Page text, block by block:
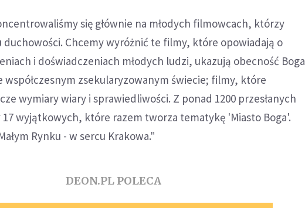
się głównie na młodych filmowcach, którzy
Chcemy wyróżnić te filmy, które opowiadają o
i doświadczeniach młodych ludzi, ukazują obecność Boga
współczesnym zsekularyzowanym świecie; filmy, które
wymiary wiary i sprawiedliwości. Z ponad 1200 przesłanych
wyjątkowych, które razem tworza tematykę 'Miasto Boga'.
Rynku - w sercu Krakowa."
DEON.PL POLECA